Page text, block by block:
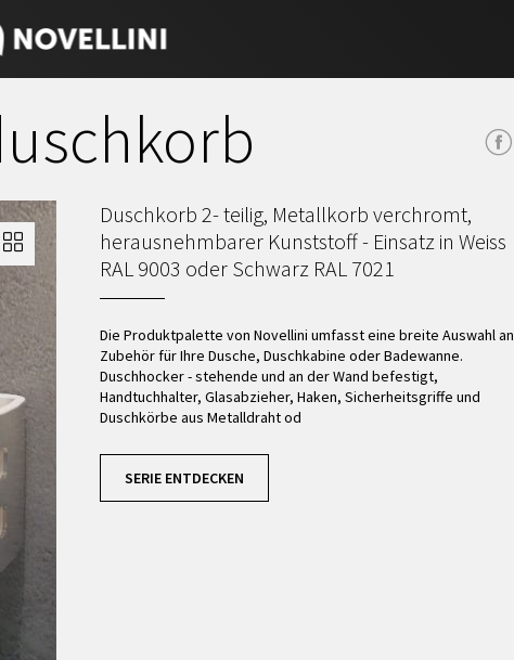
Duschkorb 2- teilig, Metallkorb verchromt,
herausnehmbarer Kunststoff - Einsatz in Weiss
RAL 9003 oder Schwarz RAL 7021
Die Produktpalette von Novellini umfasst eine breite Auswahl an
Zubehör für Ihre Dusche, Duschkabine oder Badewanne.
Duschhocker - stehende und an der Wand befestigt,
Handtuchhalter, Glasabzieher, Haken, Sicherheitsgriffe und
Duschkörbe aus Metalldraht od
SERIE ENTDECKEN